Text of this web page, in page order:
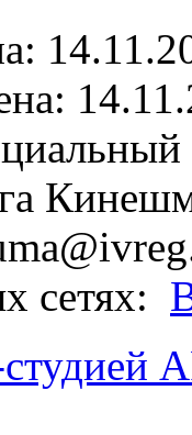
сетях: